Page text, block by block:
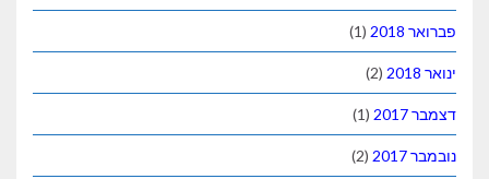
פברואר 2018 (1)
ינואר 2018 (2)
דצמבר 2017 (1)
נובמבר 2017 (2)